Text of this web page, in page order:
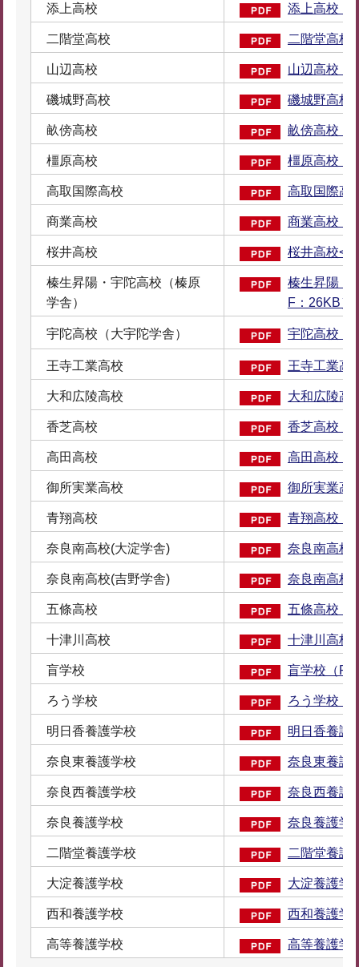
添上高校 添上高校（
二階堂高校 二階堂高校
山辺高校 山辺高校（
磯城野高校 磯城野高校
畝傍高校 畝傍高校（
橿原高校 橿原高校（
高取国際高校 高取国際高
商業高校 商業高校（
桜井高校 桜井高校<
榛生昇陽・宇陀高校（榛原
学舎）
榛生昇陽・
F：26KB）
宇陀高校（大宇陀学舎） 宇陀高校（
王寺工業高校 王寺工業高
大和広陵高校 大和広陵高
香芝高校 香芝高校（
高田高校 高田高校（
御所実業高校 御所実業高
青翔高校 青翔高校（
奈良南高校(大淀学舎) 奈良南高校
奈良南高校(吉野学舎) 奈良南高校
五條高校 五條高校（
十津川高校 十津川高校
盲学校 盲学校（
ろう学校 ろう学校（
明日香養護学校 明日香養護
奈良東養護学校 奈良東養護
奈良西養護学校 奈良西養護
奈良養護学校 奈良養護学
二階堂養護学校 二階堂養護
大淀養護学校 大淀養護学
西和養護学校 西和養護学
高等養護学校 高等養護学